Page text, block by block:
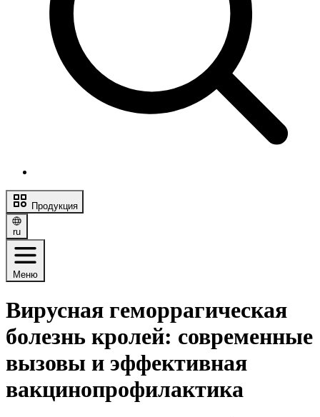
Продукция
ru
Меню
Вирусная геморрагическая
болезнь кролей: современные
вызовы и эффективная
вакцинопрофилактика